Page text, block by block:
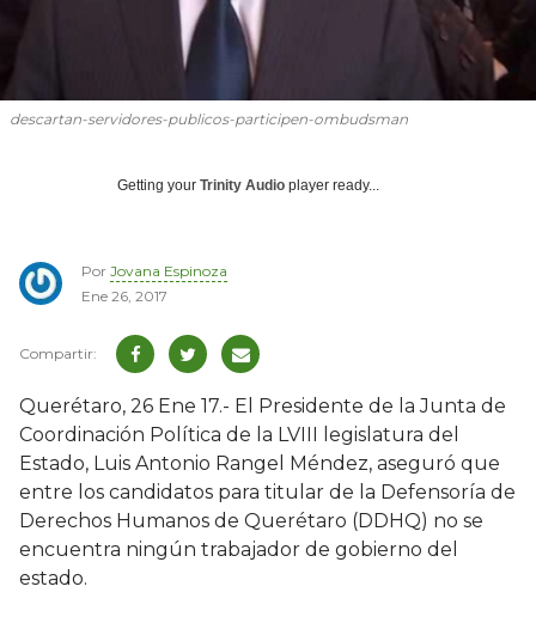
descartan-servidores-publicos-participen-ombudsman
Getting your Trinity Audio player ready...
Por Jovana Espinoza
Ene 26, 2017
Querétaro, 26 Ene 17.- El Presidente de la Junta de
Coordinación Política de la LVIII legislatura del
Estado, Luis Antonio Rangel Méndez, aseguró que
entre los candidatos para titular de la Defensoría de
Derechos Humanos de Querétaro (DDHQ) no se
encuentra ningún trabajador de gobierno del
estado.